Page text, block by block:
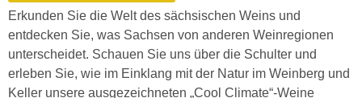
Erkunden Sie die Welt des sächsischen Weins und
entdecken Sie, was Sachsen von anderen Weinregionen
unterscheidet. Schauen Sie uns über die Schulter und
erleben Sie, wie im Einklang mit der Natur im Weinberg und
Keller unsere ausgezeichneten „Cool Climate“-Weine